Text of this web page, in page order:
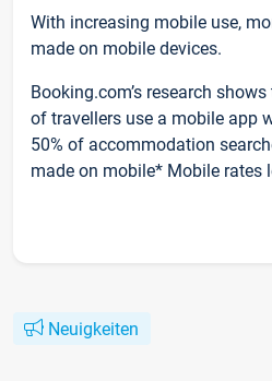
With increasing mobile use,
made on mobile devices.
Booking.com’s research
of travellers use a mobile app
50% of accommodation
made on mobile* Mobile rates
Neuigkeiten